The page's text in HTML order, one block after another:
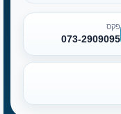
פקס
073-2909095